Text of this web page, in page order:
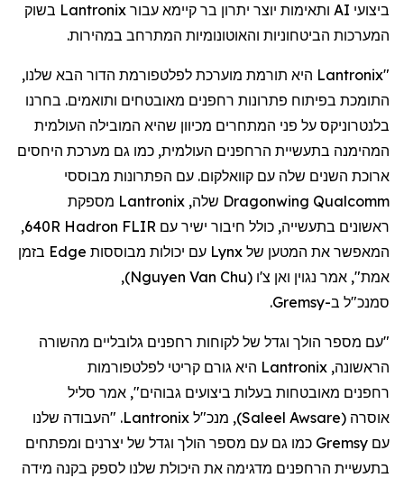
ביצועי AI ותאימות יוצר יתרון בר קיימא עבור
Lantronix בשוק
המערכות הביטחוניות והאוטונומיות המתרחב במהירות.
"
Lantronix היא תורמת מוערכת לפלטפורמת הדור הבא שלנו,
התומכת בפיתוח פתרונות רחפנים מאובטחים ותואמים. בחרנו
בלנטרוניקס על פני המתחרים מכיוון שהיא המובילה העולמית
המהימנה בתעשיית הרחפנים העולמית, כמו גם מערכת היחסים
ארוכת השנים שלה עם קוואלקום. עם הפתרונות מבוססי
Qualcomm
Dragonwing שלה, Lantronix מספקת
ראשונים בתעשייה, כולל חיבור ישיר עם FLIR
Hadron
640R,
המאפשר את המטען של Lynx עם יכולות מבוססות Edge בזמן
אמת", אמר נגוין ואן צ'ו (
Nguyen Van Chu
)
,
סמנכ"ל ב-Gremsy
.
"עם מספר הולך וגדל של לקוחות רחפנים גלובליים מהשורה
הראשונה, Lantronix היא גורם קריטי לפלטפורמות
רחפנים מאובטחות בעלות ביצועים גבוהים", אמר סליל
אוסרה (
Saleel Awsare
), מנכ"ל Lantronix. "העבודה שלנו
עם Gremsy כמו גם עם מספר הולך וגדל של יצרנים ומפתחים
בתעשיית הרחפנים מדגימה את היכולת שלנו לספק בקנה מידה